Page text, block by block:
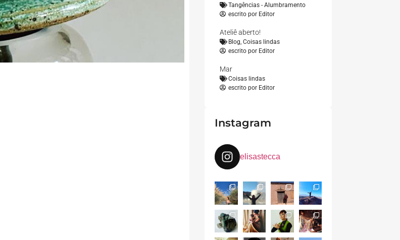
Tangências - Alumbramento
escrito porEditor
Ateliê aberto!
Blog, Coisas lindas
escrito porEditor
Mar
Coisas lindas
escrito porEditor
Instagram
elisastecca